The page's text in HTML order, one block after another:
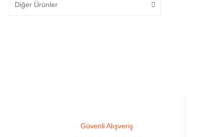
Diğer Ürünler
Güvenli Alışveriş